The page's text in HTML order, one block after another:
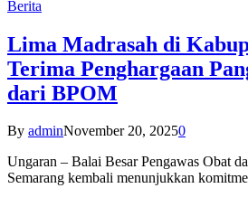
Berita
Lima Madrasah di
Terima Penghargaan
dari BPOM
By adminNovember 20, 20250
Ungaran – Balai Besar Pengawas Obat
Semarang kembali menunjukkan